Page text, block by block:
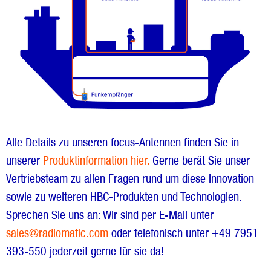
Alle Details zu unseren focus-Antennen finden Sie in
unserer Produktinformation hier. Gerne berät Sie unser
Vertriebsteam zu allen Fragen rund um diese Innovation
sowie zu weiteren HBC-Produkten und Technologien.
Sprechen Sie uns an: Wir sind per E-Mail unter
sales@radiomatic.com oder telefonisch unter +49 7951
393-550 jederzeit gerne für sie da!